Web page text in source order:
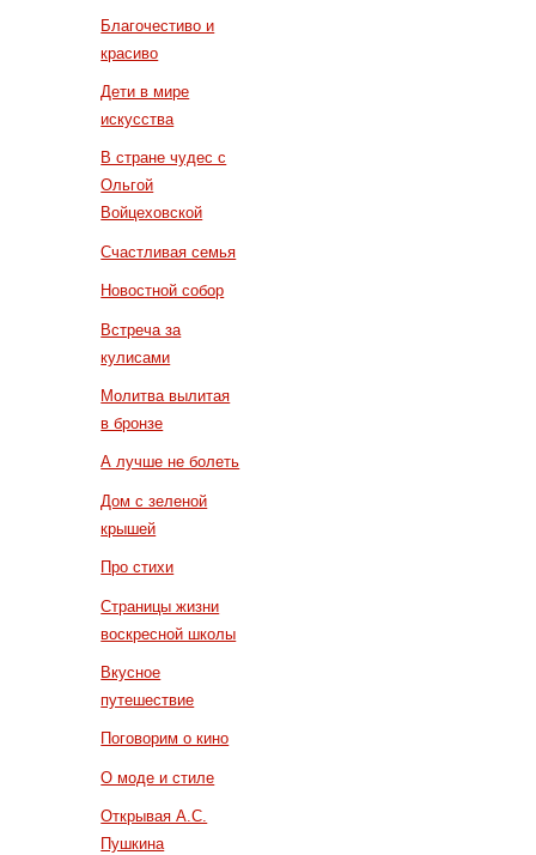
Благочестиво и
красиво
Дети в мире
искусства
В стране чудес с
Ольгой
Войцеховской
Счастливая семья
Новостной собор
Встреча за
кулисами
Молитва вылитая
в бронзе
А лучше не болеть
Дом с зеленой
крышей
Про стихи
Страницы жизни
воскресной школы
Вкусное
путешествие
Поговорим о кино
О моде и стиле
Открывая А.С.
Пушкина